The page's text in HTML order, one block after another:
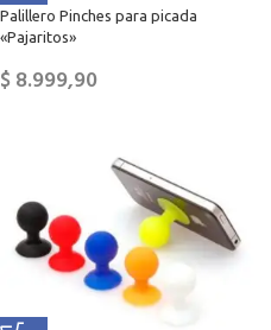
Palillero Pinches para picada
«Pajaritos»
$8.999,90